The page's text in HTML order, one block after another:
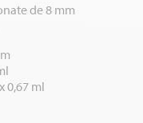
de 8 mm
0,67 ml